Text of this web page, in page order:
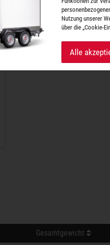
Gesamtgewicht
Nutzung unserer
über die „Cookie-
Alle